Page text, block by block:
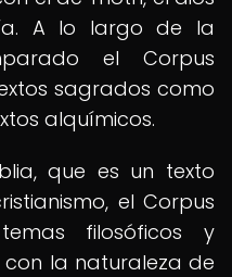
A lo largo de la
el Corpus
sagrados como
alquímicos.
que es un texto
el Corpus
filosóficos y
la naturaleza de